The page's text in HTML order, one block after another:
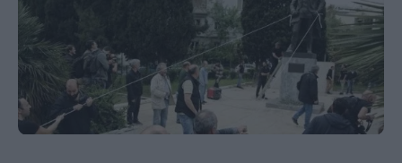
Losers
Επι-
θετικά
Rumors
ESG
Today